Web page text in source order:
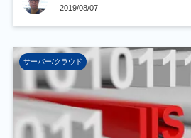
2019/08/07
サーバー/クラウド